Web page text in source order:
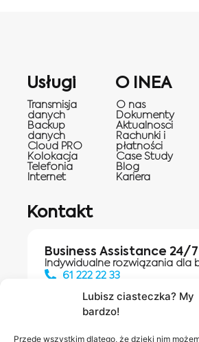
Lubisz ciasteczka? My
bardzo!
Przede wszystkim dlatego, że dzięki nim
Usługi
Transmisja
danych
Backup
danych
Cloud PRO
Kolokacja
Telefonia
Internet
O INEA
O nas
Dokumenty
Aktualnosci
Rachunki i
płatności
Case Study
Blog
Kariera
Kontakt
Business Assistance 24/7
Indywidualne rozwiązania dla
61 222 22 33